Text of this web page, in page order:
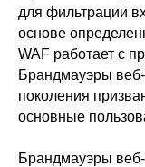
для фильтрации
основе
WAF работает с
Брандмауэры
поколения
основные
Брандмауэры